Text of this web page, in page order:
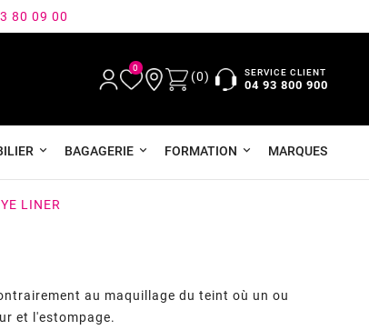
80 09 00
0
(0) SERVICE CLIENT
04 93 800 900
BAGAGERIE FORMATION MARQUES
LINER
au maquillage du teint où un ou
et l'estompage.